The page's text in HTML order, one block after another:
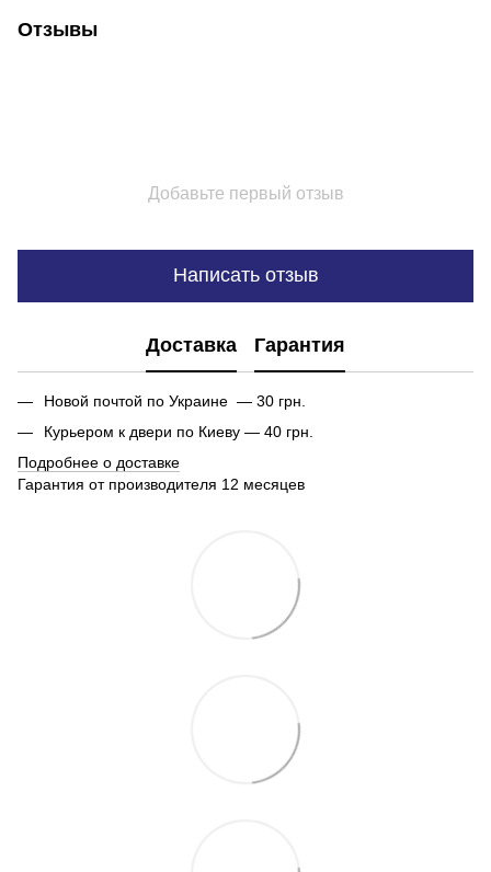
Отзывы
Добавьте первый отзыв
Написать отзыв
Доставка Гарантия
Новой почтой по Украине — 30 грн.
Курьером к двери по Киеву — 40 грн.
Подробнее о доставке
Гарантия от производителя 12 месяцев